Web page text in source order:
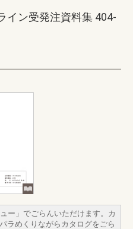
イン受発注資料集 404-
ー」でごらんいただけます。カ
ラめくりながらカタログをごら